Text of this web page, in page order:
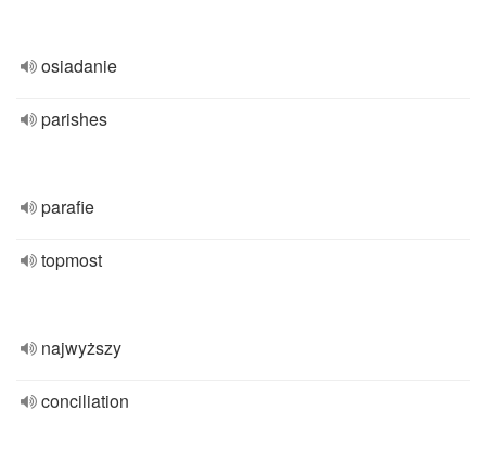
osiadanie
parishes
parafie
topmost
najwyższy
conciliation